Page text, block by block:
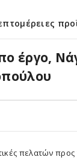
έργο,
πελατών